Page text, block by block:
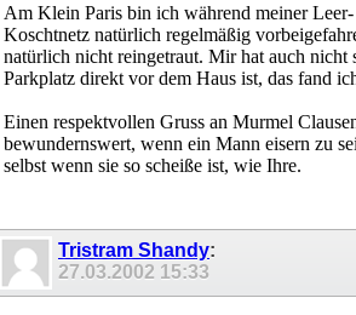
Am Klein Paris bin ich während meiner
Koschtnetz natürlich regelmäßig
natürlich nicht reingetraut. Mir hat auch nicht
Parkplatz direkt vor dem Haus ist, das fand
Einen respektvollen Gruss an Murmel
bewundernswert, wenn ein Mann eisern zu
selbst wenn sie so scheiße ist, wie Ihre.
Tristram Shandy:
27.03.2002 15:33